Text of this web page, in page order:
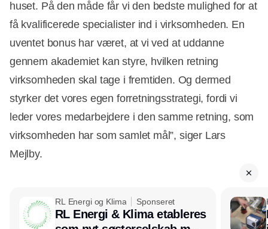
huset. På den måde får vi den bedste mulighed for at
få kvalificerede specialister ind i virksomheden. En
uventet bonus har været, at vi ved at uddanne
gennem akademiet kan styre, hvilken retning
virksomheden skal tage i fremtiden. Og dermed
styrker det vores egen forretningsstrategi, fordi vi
leder vores medarbejdere i den samme retning, som
virksomheden har som samlet mål”, siger Lars
Mejlby.
RL Energi og Klima Sponseret
RL Energi & Klima etableres